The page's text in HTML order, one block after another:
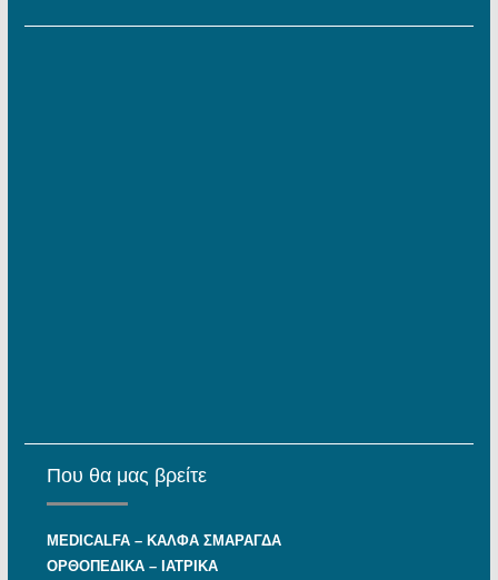
Που θα μας βρείτε
MEDICALFA – KAΛΦΑ ΣΜΑΡΑΓΔΑ
ΟΡΘΟΠΕΔΙΚΑ – ΙΑΤΡΙΚΑ